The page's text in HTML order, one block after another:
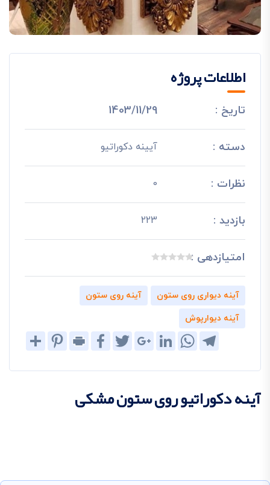
اطلاعات پروژه
تاریخ : 1403/11/29
دسته : آیینه دکوراتیو
نظرات : 0
بازدید : 223
امتیازدهی :
آینه دیواری روی ستون
آینه روی ستون
آینه دیوارپوش
Share
PinterestPrint
FacebookTwitterGoogle+LinkedIn
WhatsAppTelegram
آینه دکوراتیو روی ستون مشکی